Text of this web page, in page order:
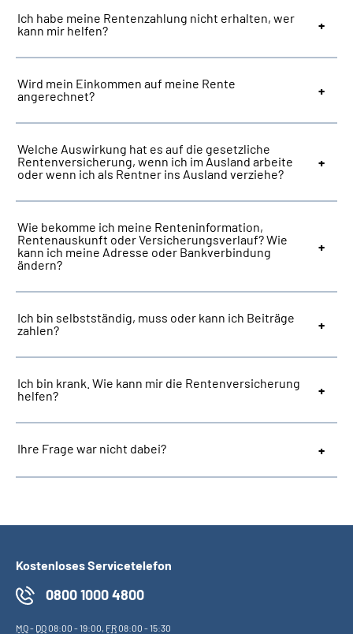
Ich habe meine Rentenzahlung nicht erhalten, wer
kann mir helfen?
Wird mein Einkommen auf meine Rente
angerechnet?
Welche Auswirkung hat es auf die gesetzliche
Rentenversicherung, wenn ich im Ausland arbeite
oder wenn ich als Rentner ins Ausland verziehe?
Wie bekomme ich meine Renteninformation,
Rentenauskunft oder Versicherungsverlauf? Wie
kann ich meine Adresse oder Bankverbindung
ändern?
Ich bin selbstständig, muss oder kann ich Beiträge
zahlen?
Ich bin krank. Wie kann mir die Rentenversicherung
helfen?
Ihre Frage war nicht dabei?
Kostenloses Servicetelefon
0800 1000 4800
MO- DO08:00 - 19:00, FR08:00 - 15:30